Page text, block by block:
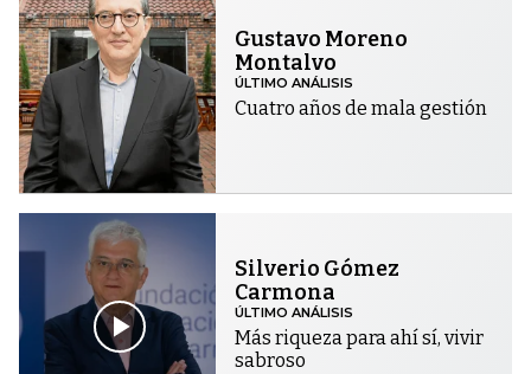
Gustavo Moreno
Montalvo
ÚLTIMO ANÁLISIS
Cuatro años de mala gestión
Silverio Gómez
Carmona
ÚLTIMO ANÁLISIS
Más riqueza para ahí sí, vivir
sabroso